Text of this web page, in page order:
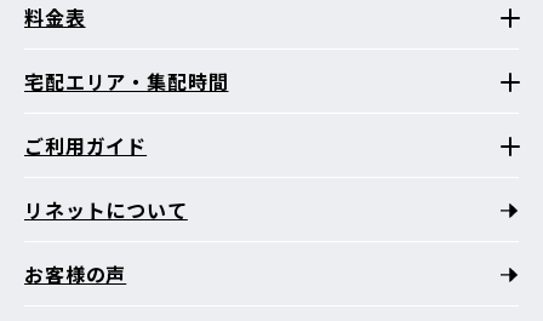
料金表
宅配エリア・集配時間
ご利用ガイド
リネットについて
お客様の声